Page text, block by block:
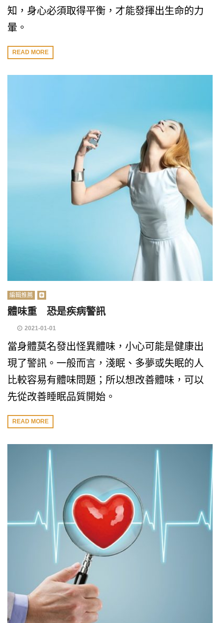
知，身心必須取得平衡，才能發揮出生命的力
暈。
READ MORE
編輯推薦
體味重 恐是疾病警訊
2021-01-01
當身體莫名發出怪異體味，小心可能是健康出
現了警訊。一般而言，淺眠、多夢或失眠的人
比較容易有體味問題；所以想改善體味，可以
先從改善睡眠品質開始。
READ MORE